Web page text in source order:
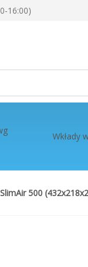
16:00)
Wkłady
500